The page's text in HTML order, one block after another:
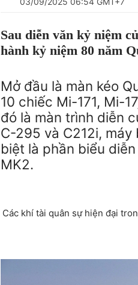
Sau diễn văn kỷ niệm
hành kỷ niệm 80 năm
Mở đầu là màn kéo
10 chiếc Mi-171, Mi-
đó là màn trình diễn
C-295 và C212i,
biệt là phần biểu
MK2.
Các khí tài quân sự hiện đại